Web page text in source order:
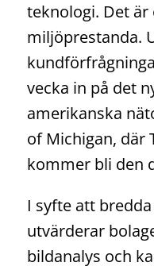
teknologi. Det
miljöprestanda.
vecka in på det
amerikanska
of Michigan, där
kommer bli den
I syfte att
utvärderar
bildanalys och